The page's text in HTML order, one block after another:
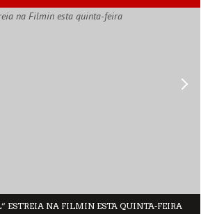
ESTREIA NA FILMIN ESTA QUINTA-FEIRA